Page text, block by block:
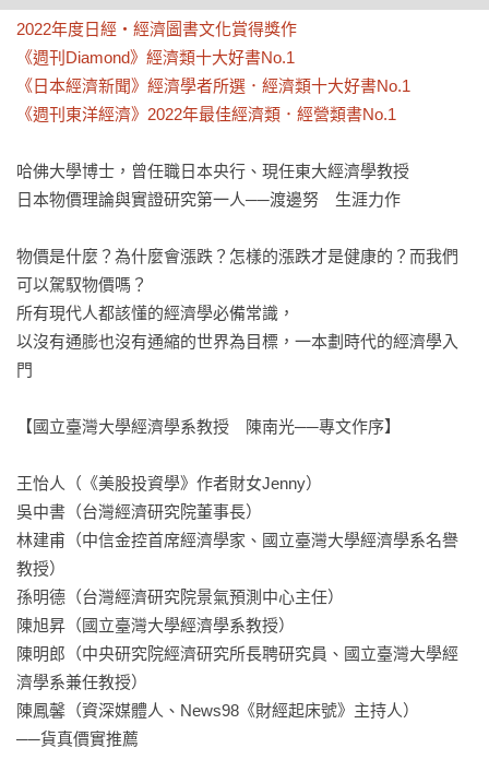
2022年度日經・經濟圖書文化賞得獎作
《週刊Diamond》經濟類十大好書No.1
《日本經濟新聞》經濟學者所選．經濟類十大好書No.1
《週刊東洋經濟》2022年最佳經濟類．經營類書No.1
哈佛大學博士，曾任職日本央行、現任東大經濟學教授
日本物價理論與實證研究第一人──渡邊努　生涯力作
物價是什麼？為什麼會漲跌？怎樣的漲跌才是健康的？而我們
可以駕馭物價嗎？
所有現代人都該懂的經濟學必備常識，
以沒有通膨也沒有通縮的世界為目標，一本劃時代的經濟學入
門
【國立臺灣大學經濟學系教授　陳南光──專文作序】
王怡人（《美股投資學》作者財女Jenny）
吳中書（台灣經濟研究院董事長）
林建甫（中信金控首席經濟學家、國立臺灣大學經濟學系名譽
教授）
孫明德（台灣經濟研究院景氣預測中心主任）
陳旭昇（國立臺灣大學經濟學系教授）
陳明郎（中央研究院經濟研究所長聘研究員、國立臺灣大學經
濟學系兼任教授）
陳鳳馨（資深媒體人、News98《財經起床號》主持人）
──貨真價實推薦